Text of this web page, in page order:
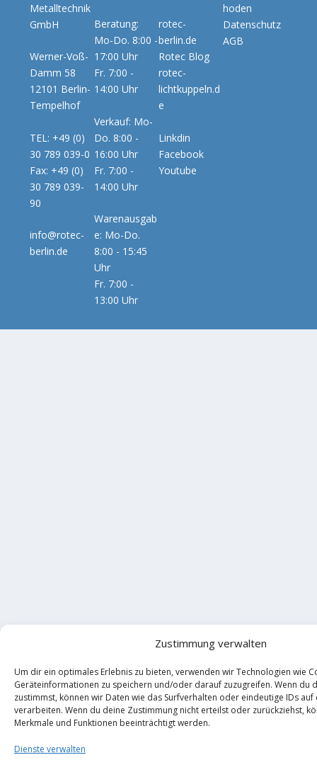
Zustimmung verwalten
Um dir ein optimales Erlebnis zu bieten, verwenden wir Technologien wie
Geräteinformationen zu speichern und/oder darauf zuzugreifen. Wenn du
zustimmst, können wir Daten wie das Surfverhalten oder eindeutige IDs
verarbeiten. Wenn du deine Zustimmung nicht erteilst oder zurückziehst,
Merkmale und Funktionen beeinträchtigt werden.
Dienste verwalten
Metalltechnik
GmbH
Werner-Voß-
Damm 58
12101 Berlin-
Tempelhof
TEL: +49 (0)
30 789 039-0
Fax: +49 (0)
30 789 039-
90
info@rotec-
berlin.de
Beratung:
Mo-Do. 8:00 -
17:00 Uhr
Fr. 7:00 -
14:00 Uhr
Verkauf: Mo-
Do. 8:00 -
16:00 Uhr
Fr. 7:00 -
14:00 Uhr
Warenausgab
e: Mo-Do.
8:00 - 15:45
Uhr
Fr. 7:00 -
13:00 Uhr
rotec-
berlin.de
Rotec Blog
rotec-
lichtkuppeln.d
e
Linkdin
Facebook
Youtube
hoden
Datenschutz
AGB